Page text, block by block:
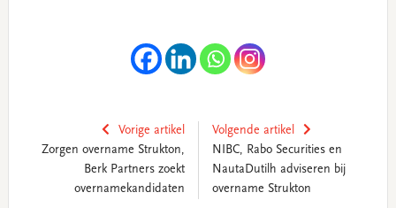
Vorige artikel
Zorgen overname Strukton,
Berk Partners zoekt
overnamekandidaten
Volgende artikel
NIBC, Rabo Securities en
NautaDutilh adviseren bij
overname Strukton